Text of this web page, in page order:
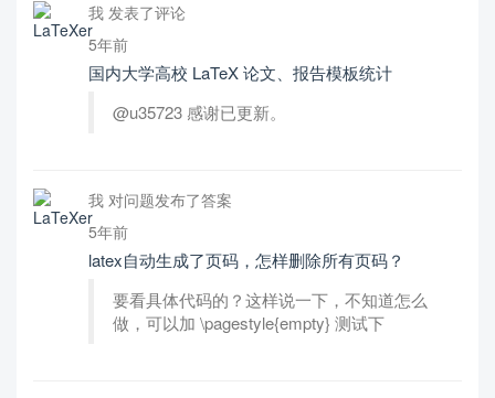
我 发表了评论
5年前
国内大学高校 LaTeX 论文、报告模板统计
@u35723 感谢已更新。
我 对问题发布了答案
5年前
latex自动生成了页码，怎样删除所有页码？
要看具体代码的？这样说一下，不知道怎么
做，可以加 \pagestyle{empty} 测试下